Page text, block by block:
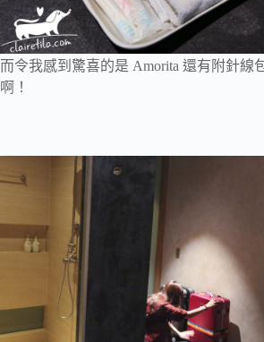
而令我感到驚喜的是 Amorita 還有附針線
啊！